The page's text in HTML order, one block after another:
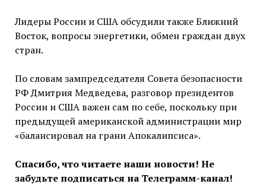
Лидеры России и США обсудили также Ближний
Восток, вопросы энергетики, обмен граждан двух
стран.
По словам зампредседателя Совета безопасности
РФ Дмитрия Медведева, разговор президентов
России и США важен сам по себе, поскольку при
предыдущей американской администрации мир
«балансировал на грани Апокалипсиса».
Спасибо, что читаете наши новости! Не
забудьте подписаться на Телеграмм-канал!